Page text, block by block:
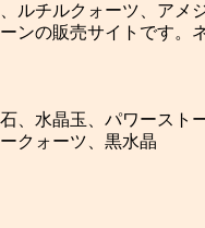
ルチルクォーツ、アメ
ンの販売サイトです。
、水晶玉、パワースト
クォーツ、黒水晶